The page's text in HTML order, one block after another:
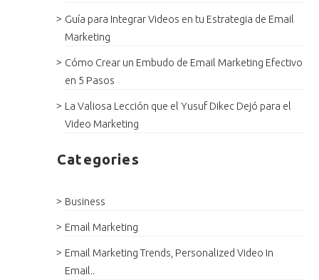
Guía para Integrar Videos en tu Estrategia de Email
Marketing
Cómo Crear un Embudo de Email Marketing Efectivo
en 5 Pasos
La Valiosa Lección que el Yusuf Dikec Dejó para el
Video Marketing
Categories
Business
Email Marketing
Email Marketing Trends, Personalized Video In
Email..